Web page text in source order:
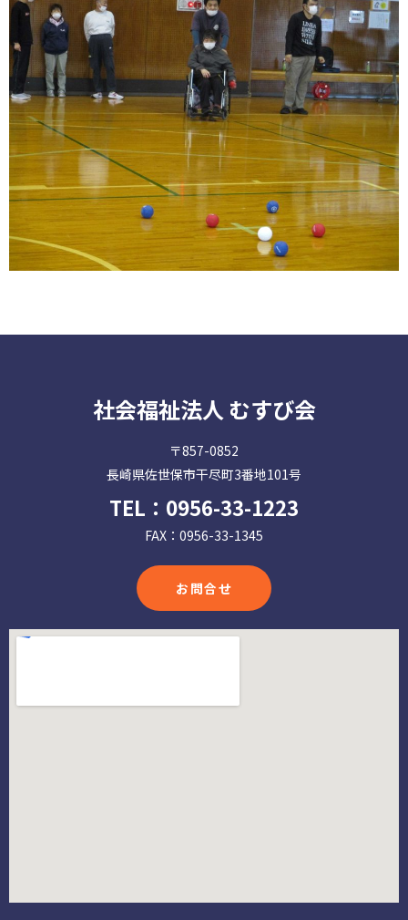
社会福祉法人 むすび会
〒857-0852
長崎県佐世保市干尽町3番地101号
TEL： 0956-33-1223
FAX：0956-33-1345
お問合せ